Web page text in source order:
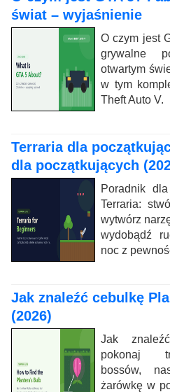
świat – wyjaśnienie
O czym jest
grywalne
otwartym
w tym
Theft Auto V.
Terraria dla
dla początkujących
Poradnik
Terraria:
wytwórz
wydobądź
noc z
Jak znaleźć cebulkę
(2026)
Jak
pokonaj
bossów,
żarówkę w